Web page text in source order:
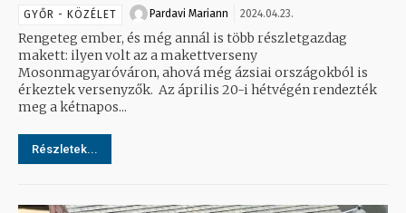
GYŐR - KÖZÉLET Pardavi Mariann 2024.04.23.
Rengeteg ember, és még annál is több részletgazdag
makett: ilyen volt az a makettverseny
Mosonmagyaróváron, ahová még ázsiai országokból is
érkeztek versenyzők. Az április 20-i hétvégén rendezték
meg a kétnapos...
Részletek...